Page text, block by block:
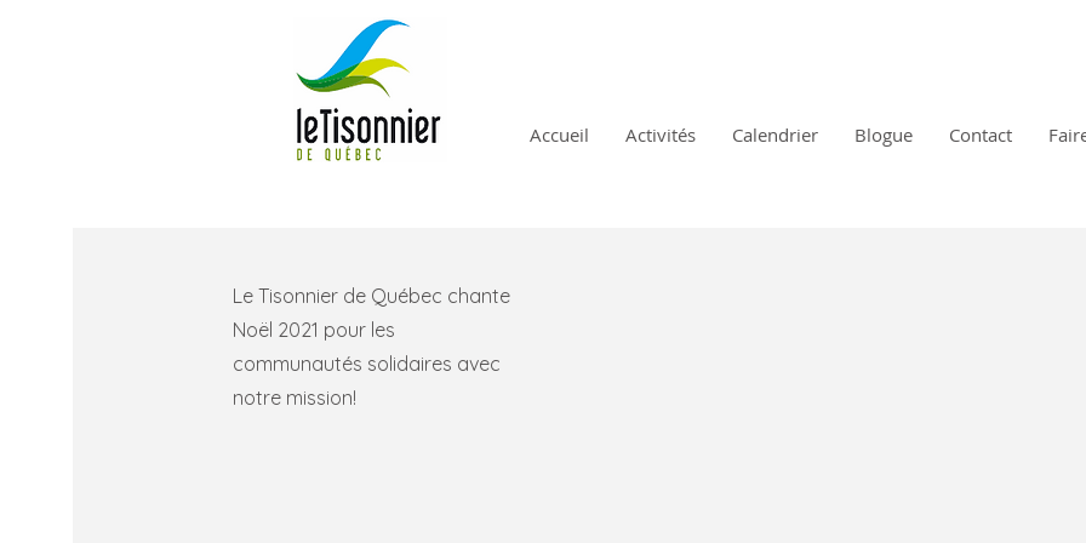
Accueil Activités Calendrier Blogue Contact
Le Tisonnier de Québec chante
Noël 2021 pour les
communautés solidaires avec
notre mission!